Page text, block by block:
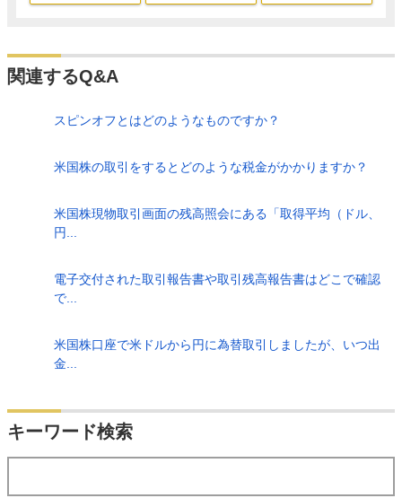
関連するQ&A
スピンオフとはどのようなものですか？
米国株の取引をするとどのような税金がかかりますか？
米国株現物取引画面の残高照会にある「取得平均（ドル、
円...
電子交付された取引報告書や取引残高報告書はどこで確認
で...
米国株口座で米ドルから円に為替取引しましたが、いつ出
金...
キーワード検索